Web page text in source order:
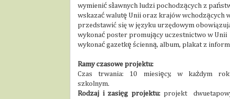
wymienić sławnych ludzi pochodzących z
wskazać walutę Unii oraz krajów wchodzących
przedstawić się w języku urzędowym
wykonać poster promujący uczestnictwo w Unii
wykonać gazetkę ścienną, album, plakat z
Ramy czasowe projektu:
Czas trwania: 10 miesięcy, w każdym
szkolnym.
Rodzaj i zasięg projektu: projekt